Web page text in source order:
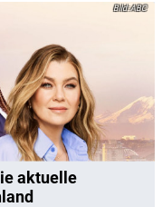
ABC
aktuelle